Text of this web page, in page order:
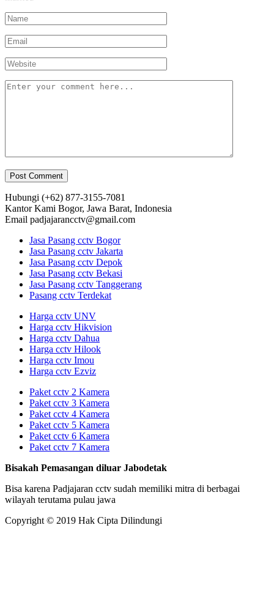
Hubungi (+62) 877-3155-7081
Kantor Kami Bogor, Jawa Barat, Indonesia
Email padjajarancctv@gmail.com
Jasa Pasang cctv Bogor
Jasa Pasang cctv Jakarta
Jasa Pasang cctv Depok
Jasa Pasang cctv Bekasi
Jasa Pasang cctv Tanggerang
Pasang cctv Terdekat
Harga cctv UNV
Harga cctv Hikvision
Harga cctv Dahua
Harga cctv Hilook
Harga cctv Imou
Harga cctv Ezviz
Paket cctv 2 Kamera
Paket cctv 3 Kamera
Paket cctv 4 Kamera
Paket cctv 5 Kamera
Paket cctv 6 Kamera
Paket cctv 7 Kamera
Bisakah Pemasangan diluar Jabodetak
Bisa karena Padjajaran cctv sudah memiliki mitra di berbagai
wilayah terutama pulau jawa
Copyright © 2019 Hak Cipta Dilindungi